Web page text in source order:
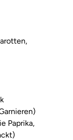
Paprika,